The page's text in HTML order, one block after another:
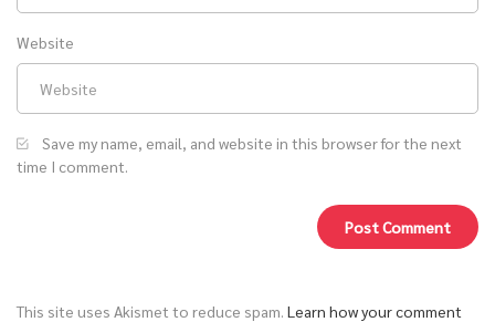
Website
Save my name, email, and website in this browser for the next
time I comment.
This site uses Akismet to reduce spam. Learn how your comment